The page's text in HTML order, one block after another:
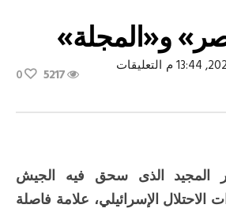
و«المجلة»
التعليقاتعلى
مغلقة
5217
0
المجيد الذى سحق فيه الجيش
الإسرائيلي، علامة فاصلة